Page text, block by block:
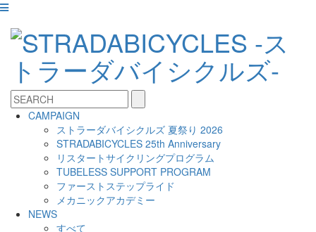
CAMPAIGN
ストラーダバイシクルズ 夏祭り 2026
STRADABICYCLES 25th Anniversary
リスタートサイクリングプログラム
TUBELESS SUPPORT PROGRAM
ファーストステップライド
メカニックアカデミー
NEWS
すべて